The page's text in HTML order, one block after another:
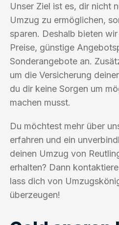
Unser Ziel ist es, dir nicht
Umzug zu ermöglichen,
sparen. Deshalb bieten
Preise, günstige
Sonderangebote an.
um die Versicherung
du dir keine Sorgen um
machen musst.
Du möchtest mehr über
erfahren und ein
deinen Umzug von
erhalten? Dann
lass dich von
überzeugen!